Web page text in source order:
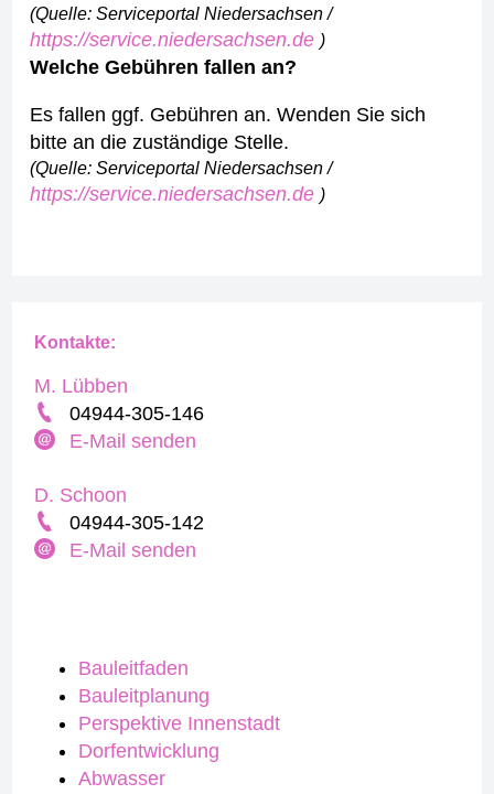
(Quelle: Serviceportal Niedersachsen /
https://service.niedersachsen.de )
Welche Gebühren fallen an?
Es fallen ggf. Gebühren an. Wenden Sie sich
bitte an die zuständige Stelle.
(Quelle: Serviceportal Niedersachsen /
https://service.niedersachsen.de )
Bauleitfaden
Bauleitplanung
Perspektive Innenstadt
Dorfentwicklung
Abwasser
Kontakte:
M. Lübben
04944-305-146
E-Mail senden
D. Schoon
04944-305-142
E-Mail senden